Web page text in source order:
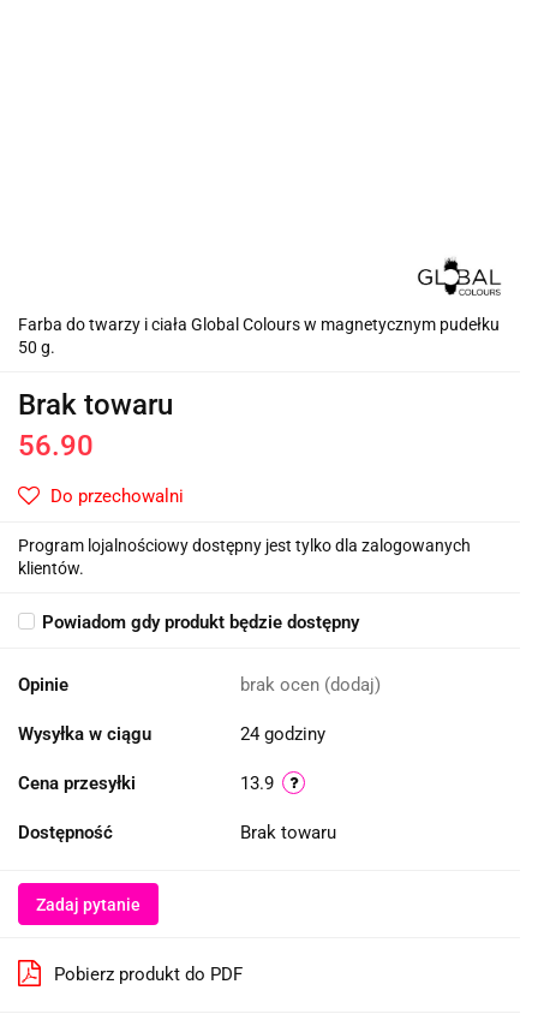
Farba do twarzy i ciała Global Colours w magnetycznym pudełku
50 g.
Brak towaru
56.90
Do przechowalni
Program lojalnościowy dostępny jest tylko dla zalogowanych
klientów.
Powiadom gdy produkt będzie dostępny
Opinie brak ocen (dodaj)
Wysyłka w ciągu 24 godziny
Cena przesyłki 13.9
Dostępność Brak towaru
Zadaj pytanie
Pobierz produkt do PDF